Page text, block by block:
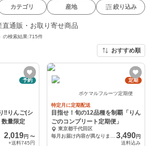
カテゴリ 産地 絞り込み
通販・お取り寄せ商品
の検索結果:715件
おすすめ順
予約
‼️りんご(シ
量限定
2,019円 〜
+送料745円
定期
ポケマルフルーツ定期便
特定月に定期配送
目指せ！旬の12品種を制覇「りん
ごのコンプリート定期便」
東京都千代田区
3,490円
送料込み